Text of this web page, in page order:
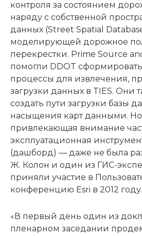
контроля за состоянием
наряду с собственной
данных (Street Spatial
моделирующей дорожное
перекрестки. Prime Source
помогли DDOT
процессы для извлечения,
загрузки данных в TIES. Они
создать пути загрузки базы
насыщения карт данными. Но
привлекающая внимание
эксплуатационная
(дашборд) — даже не была
Ж. Колон и один из ГИС-
приняли участие в
конференцию Esri в 2012 году.
«В первый день один из
пленарном заседании